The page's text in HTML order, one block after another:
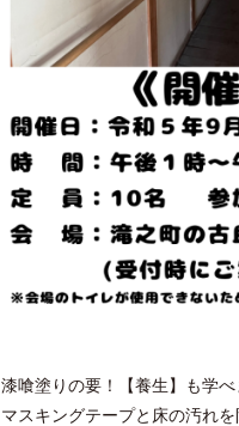
漆喰塗りの要！【養生】も学べ
マスキングテープと床の汚れを